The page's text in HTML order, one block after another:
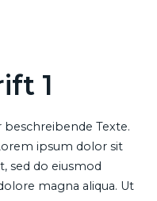
1
Texte.
ipsum dolor sit
sed do eiusmod
magna aliqua. Ut